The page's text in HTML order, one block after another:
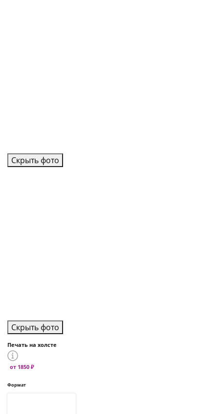
Скрыть фото
Скрыть фото
Печать на холсте
от 1850 ₽
Формат